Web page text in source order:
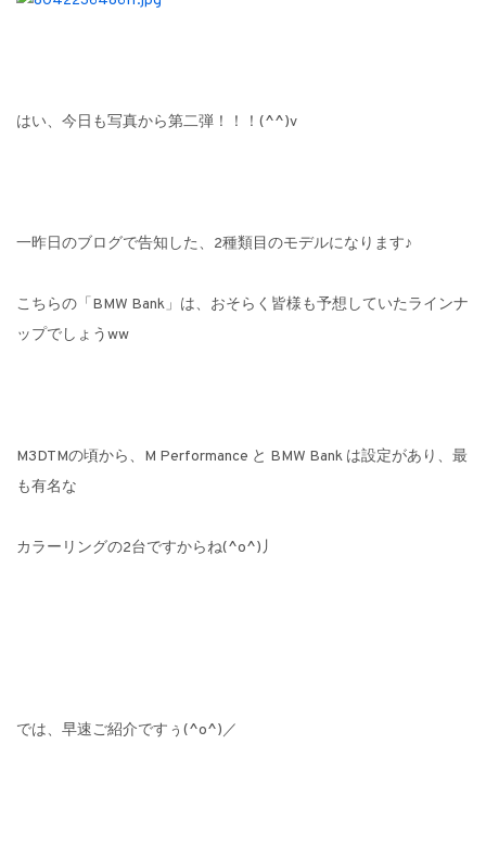
はい、今日も写真から第二弾！！！(^^)v
一昨日のブログで告知した、2種類目のモデルになります♪
こちらの「BMW Bank」は、おそらく皆様も予想していたラインナ
ップでしょうww
M3DTMの頃から、M Performance と BMW Bank は設定があり、最
も有名な
カラーリングの2台ですからね(^o^)丿
では、早速ご紹介ですぅ(^o^)／